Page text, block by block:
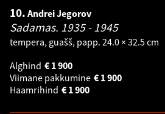
10. Andrei Jegorov
Sadamas. 1935 - 1945
tempera, guašš, papp. 24.0 × 32.5 cm
Alghind
1 900
€
Viimane pakkumine
1 900
€
Haamrihind
1 900
€